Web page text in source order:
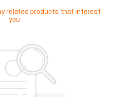
related products that interest
you